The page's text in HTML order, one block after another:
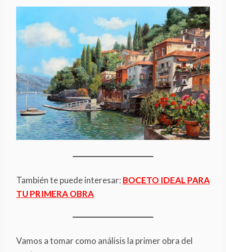
También te puede interesar: BOCETO IDEAL PARA
TU PRIMERA OBRA
Vamos a tomar como análisis la primer obra del